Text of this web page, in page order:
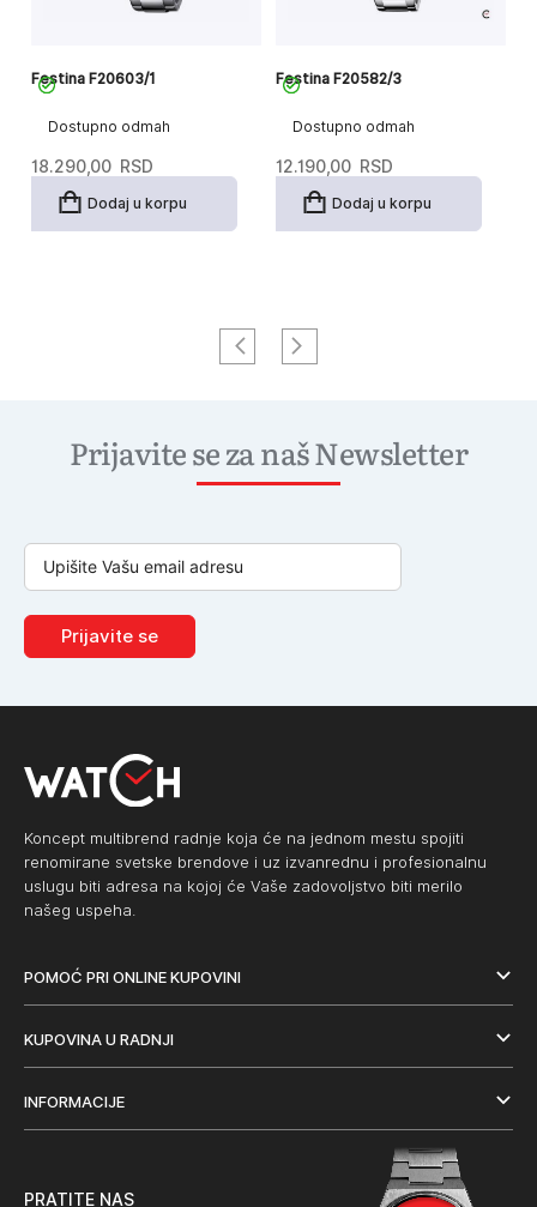
Dostupno odmah
Festina F20603/1
18.290,00 RSD
Dodaj u korpu
Dostupno odmah
Festina F20582/3
12.190,00 RSD
Dodaj u korpu
Prijavite se za naš Newsletter
Prijavite se
Koncept multibrend radnje koja će na jednom mestu spojiti
renomirane svetske brendove i uz izvanrednu i profesionalnu
uslugu biti adresa na kojoj će Vaše zadovoljstvo biti merilo
našeg uspeha.
POMOĆ PRI ONLINE KUPOVINI
KUPOVINA U RADNJI
INFORMACIJE
PRATITE NAS